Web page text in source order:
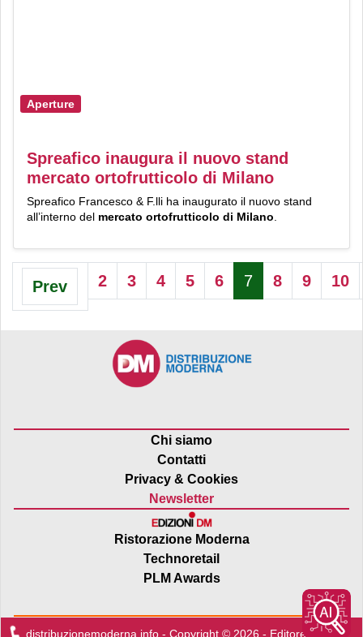
Aperture
Spreafico inaugura il nuovo stand
mercato ortofrutticolo di Milano
Spreafico Francesco & F.lli ha inaugurato il nuovo stand
all’interno del mercato ortofrutticolo di Milano
Pagina 7 di 16
Prev 2 3 4 5 6 7 8 9 10
Chi siamo
Contatti
Privacy & Cookies
Newsletter
Ristorazione Moderna
Technoretail
PLM Awards
distribuzionemoderna.info - Copyright © 2026 - Editore:Edra